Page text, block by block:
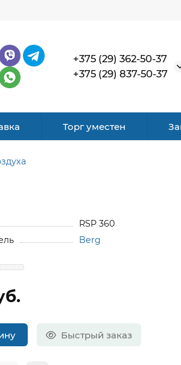
+375 (29) 362-50-37
+375 (29) 837-50-37
Торг уместен
RSP 360
Berg
Быстрый заказ